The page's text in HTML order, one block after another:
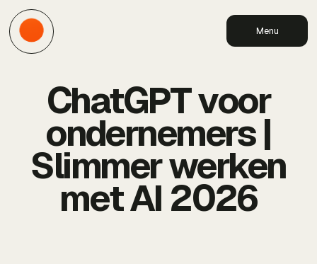
Menu
ChatGPT voor
ondernemers |
Slimmer werken
met AI 2026